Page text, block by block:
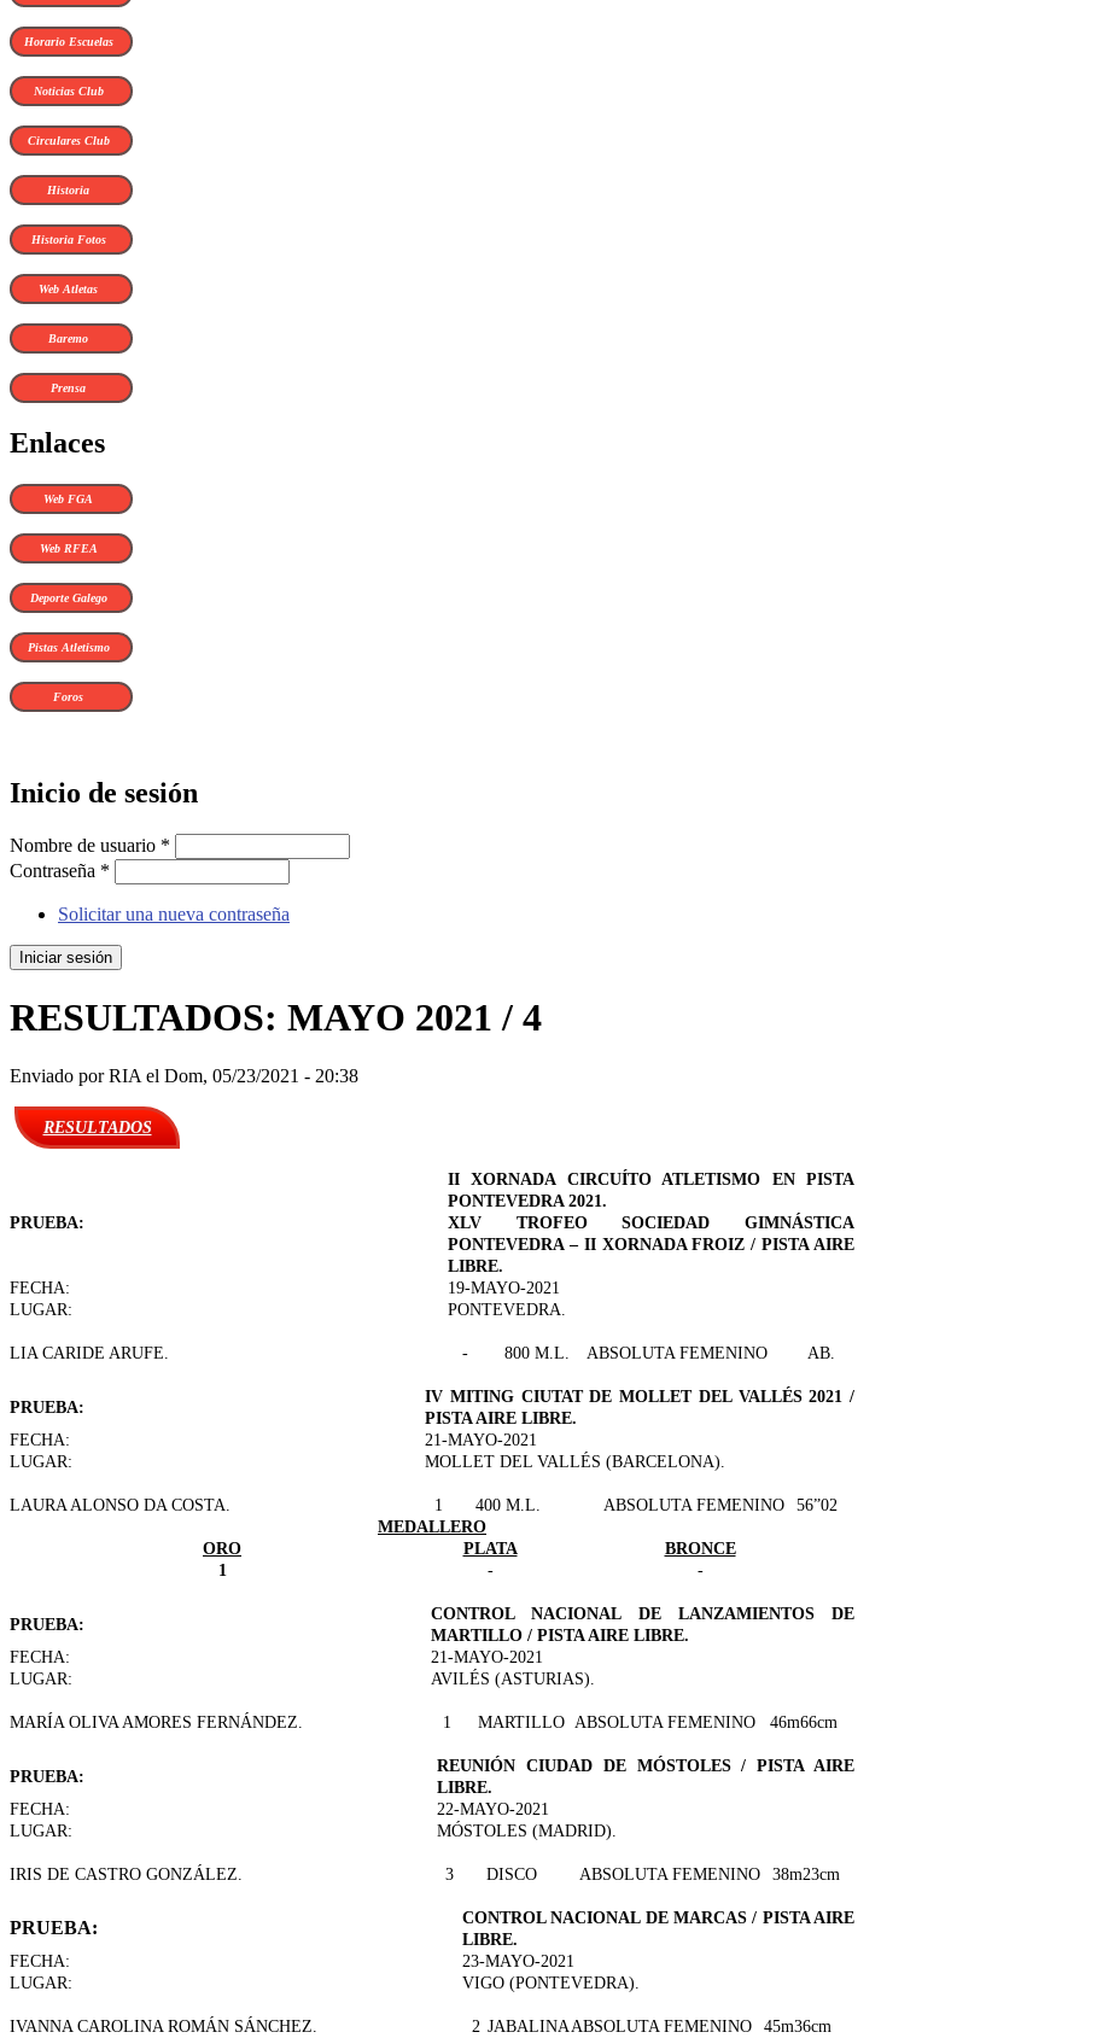
Horario Escuelas
Noticias Club
Circulares Club
Historia
Historia Fotos
Web Atletas
Baremo
Prensa
Enlaces
Web FGA
Web RFEA
Deporte Galego
Pistas Atletismo
Foros
Inicio de sesión
Nombre de usuario *
Contraseña *
Solicitar una nueva contraseña
RESULTADOS: MAYO 2021 / 4
Enviado porRIA el Dom, 05/23/2021 - 20:38
RESULTADOS
PRUEBA:
II XORNADA CIRCUÍTO ATLETISMO EN PISTA
PONTEVEDRA 2021.
XLV TROFEO SOCIEDAD GIMNÁSTICA
PONTEVEDRA – II XORNADA FROIZ / PISTA AIRE
LIBRE.
FECHA:
19-MAYO-2021
LUGAR:
PONTEVEDRA.
LIA CARIDE ARUFE. - 800 M.L. ABSOLUTA FEMENINO AB.
PRUEBA:
IV MITING CIUTAT DE MOLLET DEL VALLÉS 2021 /
PISTA AIRE LIBRE.
FECHA:
21-MAYO-2021
LUGAR:
MOLLET DEL VALLÉS (BARCELONA).
LAURA ALONSO DA COSTA. 1 400 M.L. ABSOLUTA FEMENINO
56”02
MEDALLERO
ORO
PLATA
BRONCE
1
- -
PRUEBA:
CONTROL NACIONAL DE LANZAMIENTOS DE
MARTILLO / PISTA AIRE LIBRE.
FECHA:
21-MAYO-2021
LUGAR:
AVILÉS (ASTURIAS).
MARÍA OLIVA AMORES FERNÁNDEZ. 1 MARTILLO ABSOLUTA FEMENINO 46m66cm
PRUEBA:
REUNIÓN CIUDAD DE MÓSTOLES / PISTA AIRE
LIBRE.
FECHA:
22-MAYO-2021
LUGAR:
MÓSTOLES (MADRID).
IRIS DE CASTRO GONZÁLEZ. 3 DISCO ABSOLUTA FEMENINO 38m23cm
PRUEBA:
CONTROL NACIONAL DE MARCAS / PISTA AIRE
LIBRE.
FECHA:
23-MAYO-2021
LUGAR:
VIGO (PONTEVEDRA).
IVANNA CAROLINA ROMÁN SÁNCHEZ. 2 JABALINAABSOLUTA FEMENINO 45m36cm